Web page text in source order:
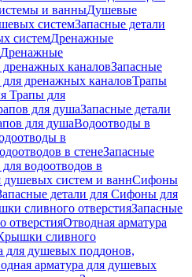
и ванныДушевые
системЗапасные детали
системДренажные
Дренажные
каналовЗапасные
дренажных каналовТрапы
Трапы для
для душаЗапасные детали
для душаВодоотводы в
в
в стенеЗапасные
водоотводов в
систем и ваннСифоны
детали для Сифоны для
сливного отверстияЗапасные
отверстияОтводная арматура
сливного
для душевых поддонов,
арматура для душевых